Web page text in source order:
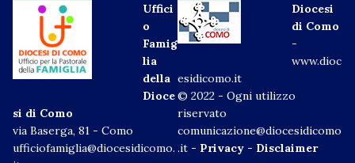
Uffici
o
Famig
lia
della
Dioce
si di Como
via Baserga, 81 - Como
ufficiofamiglia@diocesidicomo.
Diocesi
di Como
-
www.dioc
esidicomo.it
© 2022 - Ogni utilizzo
riservato
comunicazione@diocesidicomo
.it - Privacy - Disclaimer